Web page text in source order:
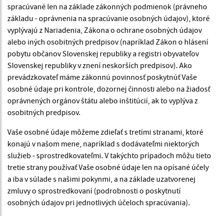
spracúvané len na základe zákonných podmienok (právneho
základu - oprávnenia na spracúvanie osobných údajov), ktoré
vyplývajú z Nariadenia, Zákona o ochrane osobných údajov
alebo iných osobitných predpisov (napríklad Zákon o hlásení
pobytu občanov Slovenskej republiky a registri obyvateľov
Slovenskej republiky v znení neskorších predpisov). Ako
prevádzkovateľ máme zákonnú povinnosť poskytnúť Vaše
osobné údaje pri kontrole, dozornej činnosti alebo na žiadosť
oprávnených orgánov štátu alebo inštitúcií, ak to vyplýva z
osobitných predpisov.
Vaše osobné údaje môžeme zdieľať s tretími stranami, ktoré
konajú v našom mene, napríklad s dodávateľmi niektorých
služieb - sprostredkovateľmi. V takýchto prípadoch môžu tieto
tretie strany používať Vaše osobné údaje len na opísané účely
a iba v súlade s našimi pokynmi, a na základe uzatvorenej
zmluvy o sprostredkovaní (podrobnosti o poskytnutí
osobných údajov pri jednotlivých účeloch spracúvania).